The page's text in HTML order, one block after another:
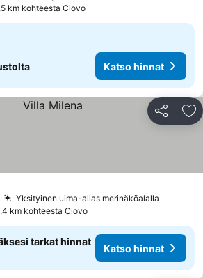
km kohteesta Ciovo
Katso hinnat
Jaa
Yksityinen uima-allas merinäköalalla
km kohteesta Ciovo
tarkat hinnat
Katso hinnat